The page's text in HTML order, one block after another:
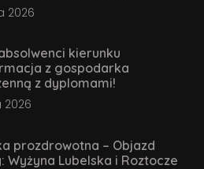
2026
kierunku
z gospodarka
z dyplomami!
2026
prozdrowotna – Objazd
Wyżyna Lubelska i Roztocze